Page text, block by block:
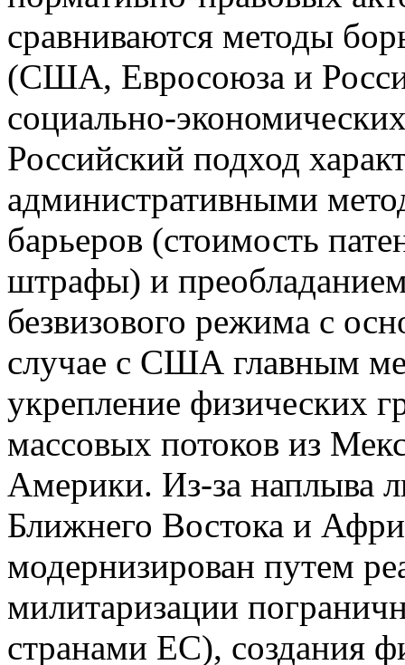
сравниваются методы
(США, Евросоюза и
социально-
Российский подход
административными
барьеров (стоимость
штрафы) и
безвизового режима с
случае с США главным
укрепление физических
массовых потоков из
Америки. Из-за наплыва
Ближнего Востока и
модернизирован путем
милитаризации
странами ЕС), создания